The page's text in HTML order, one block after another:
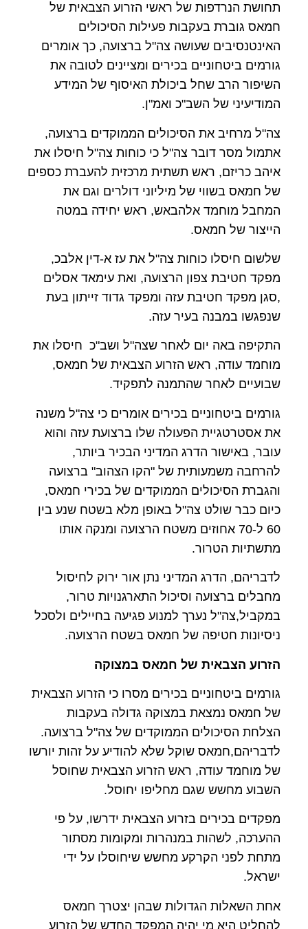
תחושת הנרדפות של ראשי הזרוע הצבאית של
חמאס גוברת בעקבות פעילות הסיכולים
האינטנסיבים שעושה צה"ל ברצועה, כך אומרים
גורמים ביטחוניים בכירים ומציינים לטובה את
השיפור הרב שחל ביכולת האיסוף של המידע
המודיעיני של השב"כ ואמ"ן.
צה"ל מרחיב את הסיכולים הממוקדים ברצועה,
אתמול מסר דובר צה"ל כי כוחות צה"ל חיסלו את
איהב כריזם, ראש תשתית מרכזית להעברת כספים
של חמאס בשווי של מיליוני דולרים וגם את
המחבל מוחמד אלהבאש, ראש יחידה במטה
הייצור של חמאס.
שלשום חיסלו כוחות צה"ל את עז א-דין אלבכ,
מפקד חטיבת צפון הרצועה, ואת עימאד אסלים
,סגן מפקד חטיבת עזה ומפקד גדוד זייתון בעת
שנפגשו במבנה בעיר עזה.
התקיפה באה יום לאחר שצה"ל ושב"כ חיסלו את
מוחמד עודה, ראש הזרוע הצבאית של חמאס,
שבועיים לאחר שהתמנה לתפקיד.
גורמים ביטחוניים בכירים אומרים כי צה"ל משנה
את אסטרטגיית הפעולה שלו ברצועת עזה והוא
עובר, באישור הדרג המדיני הבכיר ביותר,
להרחבה משמעותית של "הקו הצהוב" ברצועה
והגברת הסיכולים הממוקדים של בכירי חמאס,
כיום כבר שולט צה"ל באופן מלא בשטח שנע בין
60 ל-70 אחוזים משטח הרצועה ומנקה אותו
מתשתיות הטרור.
לדבריהם, הדרג המדיני נתן אור ירוק לחיסול
מחבלים ברצועה וסיכול התארגנויות טרור,
במקביל,צה"ל נערך למנוע פגיעה בחיילים ולסכל
ניסיונות חטיפה של חמאס בשטח הרצועה.
הזרוע הצבאית של חמאס במצוקה
גורמים ביטחוניים בכירים מסרו כי הזרוע הצבאית
של חמאס נמצאת במצוקה גדולה בעקבות
הצלחת הסיכולים הממוקדים של צה"ל ברצועה.
לדבריהם,חמאס שוקל שלא להודיע על זהות יורשו
של מוחמד עודה, ראש הזרוע הצבאית שחוסל
השבוע מחשש שגם מחליפו יחוסל.
מפקדים בכירים בזרוע הצבאית ידרשו, על פי
ההערכה, לשהות במנהרות ומקומות מסתור
מתחת לפני הקרקע מחשש שיחוסלו על ידי
ישראל.
אחת השאלות הגדולות שבהן יצטרך חמאס
להחליט היא מי יהיה המפקד החדש של הזרוע